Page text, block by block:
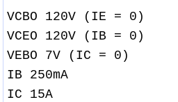
VCBO 120V (IE = 0)
VCEO 120V (IB = 0)
VEBO 7V (IC = 0)
IB 250mA
IC 15A